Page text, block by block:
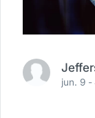
jun. 9 -